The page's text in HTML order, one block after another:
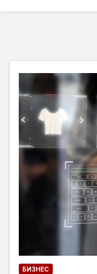
БИЗНЕС